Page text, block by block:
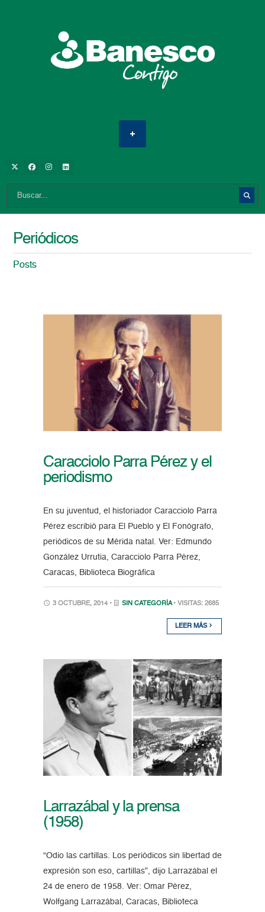
Periódicos
Posts
Caracciolo Parra Pérez y el
periodismo
En su juventud, el historiador Caracciolo Parra
Pérez escribió para El Pueblo y El Fonógrafo,
periódicos de su Mérida natal. Ver: Edmundo
González Urrutia, Caracciolo Parra Pérez,
Caracas, Biblioteca Biográfica
3 OCTUBRE, 2014 • SIN CATEGORÍA • VISITAS: 2685
LEER MÁS
Larrazábal y la prensa
(1958)
“Odio las cartillas. Los periódicos sin libertad de
expresión son eso, cartillas”, dijo Larrazábal el
24 de enero de 1958. Ver: Omar Pérez,
Wolfgang Larrazábal, Caracas, Biblioteca